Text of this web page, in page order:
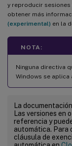
y reproducir sesiones
obtener más
(experimental) en la
NOTA:
Ninguna directiva
Windows se aplica
La
Las versiones en
referencia y
automática. Para
cláusula de